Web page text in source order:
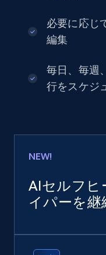
必要に応じ
編集
毎日、毎週
行をスケジ
NEW!
AIセルフヒ
イパーを継